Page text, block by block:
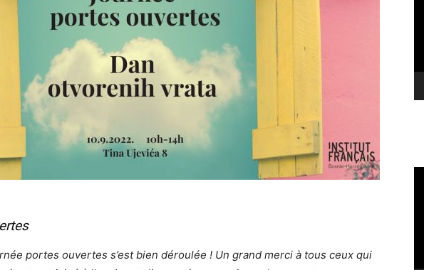
portes ouvertes s’est bien déroulée ! Un grand merci à tous ceux qui